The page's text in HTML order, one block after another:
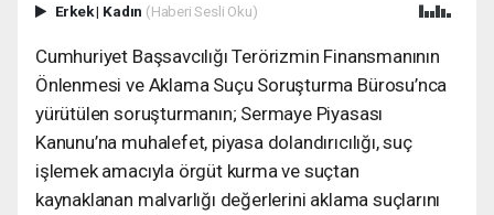
Erkek| Kadın (Haberi Sesli Oku)
Cumhuriyet Başsavcılığı Terörizmin Finansmanının
Önlenmesi ve Aklama Suçu Soruşturma Bürosu’nca
yürütülen soruşturmanın; Sermaye Piyasası
Kanunu’na muhalefet, piyasa dolandırıcılığı, suç
işlemek amacıyla örgüt kurma ve suçtan
kaynaklanan malvarlığı değerlerini aklama suçlarını